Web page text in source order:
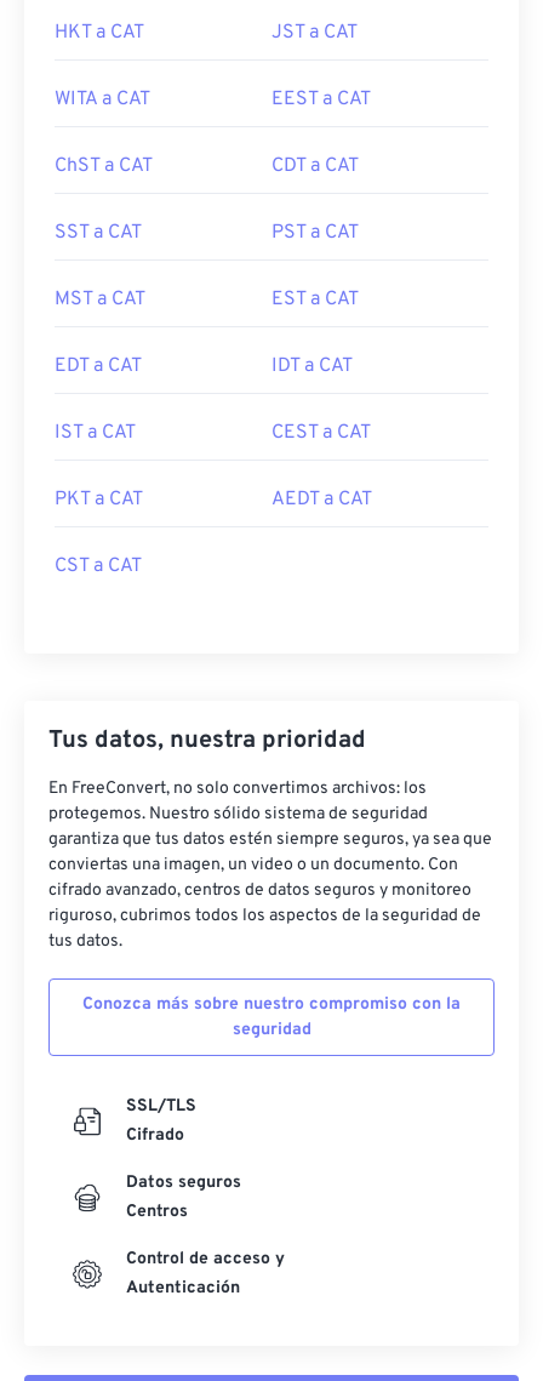
HKT a CAT JST a CAT
WITA a CAT EEST a CAT
ChST a CAT CDT a CAT
SST a CAT PST a CAT
MST a CAT EST a CAT
EDT a CAT IDT a CAT
IST a CAT CEST a CAT
PKT a CAT AEDT a CAT
CST a CAT
Tus datos, nuestra prioridad
En FreeConvert, no solo convertimos archivos: los
protegemos. Nuestro sólido sistema de seguridad
garantiza que tus datos estén siempre seguros, ya sea que
conviertas una imagen, un video o un documento. Con
cifrado avanzado, centros de datos seguros y monitoreo
riguroso, cubrimos todos los aspectos de la seguridad de
tus datos.
Conozca más sobre nuestro compromiso con la
seguridad
SSL/TLS
Cifrado
Datos seguros
Centros
Control de acceso y
Autenticación